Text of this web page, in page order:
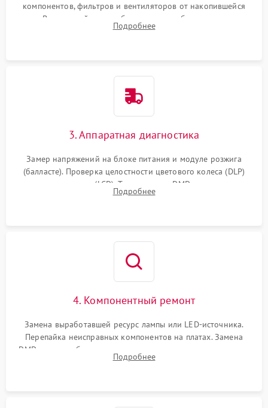
компонентов, фильтров и вентиляторов от накопившейся
пыли. Визуальный осмотр блока питания, балласта лампы и
материнской платы на наличие прогаров или вздутых
Подробнее
3. Аппаратная диагностика
Замер напряжений на блоке питания и модуле розжига
(балласте). Проверка целостности цветового колеса (DLP)
или поляризаторов (LCD). Тестирование DMD-чипа, датчиков
температуры и оптопар с помощью мультиметра и
Подробнее
4. Компонентный ремонт
Замена выработавшей ресурс лампы или LED-источника.
Перепайка неисправных компонентов на платах. Замена
DMD-чипа при битых пикселях, установка нового цветового
колеса или восстановление сгоревших поляризационных
Подробнее